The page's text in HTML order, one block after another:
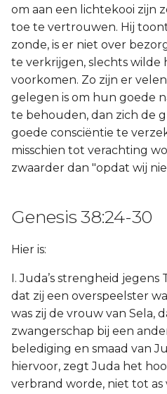
om aan een lichtekooi zijn
toe te vertrouwen. Hij
zonde, is er niet over
te verkrijgen, slechts wilde
voorkomen. Zo zijn er
gelegen is om hun goede
te behouden, dan zich de
goede consciëntie te
misschien tot verachting
zwaarder dan "opdat wij
Genesis 38:24-30
Hier is:
I. Juda’s strengheid
dat zij een overspeelster
was zij de vrouw van Sela,
zwangerschap bij een
belediging en smaad van
hiervoor, zegt Juda het
verbrand worde, niet tot as